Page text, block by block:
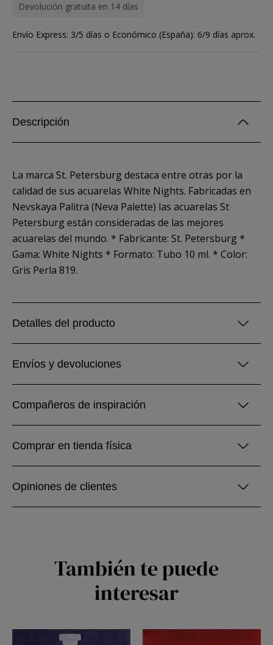
Devolución gratuita en 14 días
Envío Express: 3/5 días o Económico (España): 6/9 días aprox.
Descripción
La marca St. Petersburg destaca entre otras por la
calidad de sus acuarelas White Nights. Fabricadas en
Nevskaya Palitra (Neva Palette) las acuarelas St
Petersburg están consideradas de las mejores
acuarelas del mundo. * Fabricante: St. Petersburg *
Gama: White Nights * Formato: Tubo 10 ml. * Color:
Gris Perla 819.
Detalles del producto
Envíos y devoluciones
Compañeros de inspiración
Comprar en tienda física
Opiniones de clientes
También te puede
interesar